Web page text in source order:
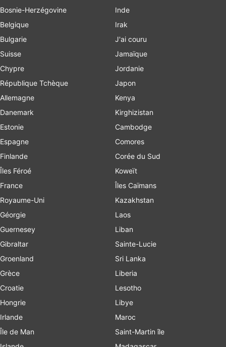
Bosnie-Herzégovine
Belgique
Bulgarie
Suisse
Chypre
République Tchèque
Allemagne
Danemark
Estonie
Espagne
Finlande
Îles Féroé
France
Royaume-Uni
Géorgie
Guernesey
Gibraltar
Groenland
Grèce
Croatie
Hongrie
Irlande
Île de Man
Inde
Irak
J'ai couru
Jamaïque
Jordanie
Japon
Kenya
Kirghizistan
Cambodge
Comores
Corée du Sud
Koweït
Îles Caïmans
Kazakhstan
Laos
Liban
Sainte-Lucie
Sri Lanka
Liberia
Lesotho
Libye
Maroc
Saint-Martin île